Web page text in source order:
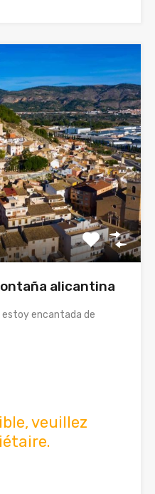
alicantina
estoy encantada de
veuillez